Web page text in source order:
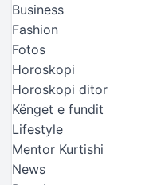
Business
Fashion
Fotos
Horoskopi
Horoskopi ditor
Kënget e fundit
Lifestyle
Mentor Kurtishi
News